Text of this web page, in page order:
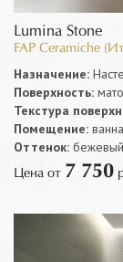
Lumina Stone
FAP Ceramiche
Назначение:
Поверхность:
Текстура
Помещение:
Оттенок: бежевый
Цена от 7 750